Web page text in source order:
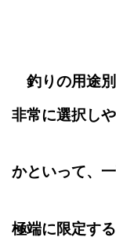
釣りの用途
非常に選択し
かといって、
極端に限定す